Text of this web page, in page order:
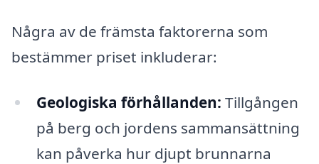
Några av de främsta faktorerna som
bestämmer priset inkluderar:
Geologiska förhållanden: Tillgången
på berg och jordens sammansättning
kan påverka hur djupt brunnarna